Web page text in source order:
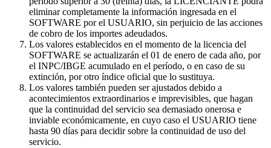
eliminar completamente la información ingresada en el
SOFTWARE por el USUARIO, sin perjuicio de las acciones
de cobro de los importes adeudados.
Los valores establecidos en el momento de la licencia del
SOFTWARE se actualizarán el 01 de enero de cada año, por
el INPC/IBGE acumulado en el período, o en caso de su
extinción, por otro índice oficial que lo sustituya.
Los valores también pueden ser ajustados debido a
acontecimientos extraordinarios e imprevisibles, que hagan
que la continuidad del servicio sea demasiado onerosa e
inviable económicamente, en cuyo caso el USUARIO tiene
hasta 90 días para decidir sobre la continuidad de uso del
servicio.